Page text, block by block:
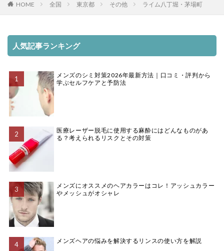
HOME 全国 東京都 その他 ライム八丁堀・茅場町
人気記事ランキング
メンズのシミ対策2026年最新方法｜口コミ・評判から
学ぶセルフケアと予防法
医療レーザー脱毛に使用する麻酔にはどんなものがあ
る？考えられるリスクとその対策
メンズにオススメのヘアカラーはコレ！アッシュカラー
やメッシュがオシャレ
メンズヘアの悩みを解決するリンスの使い方を解説